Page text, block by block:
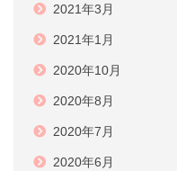
2021年3月
2021年1月
2020年10月
2020年8月
2020年7月
2020年6月